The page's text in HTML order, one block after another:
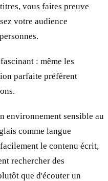
vous faites preuve
votre audience
: même les
parfaite préfèrent
environnement sensible au
comme langue
le contenu écrit,
rechercher des
que d'écouter un